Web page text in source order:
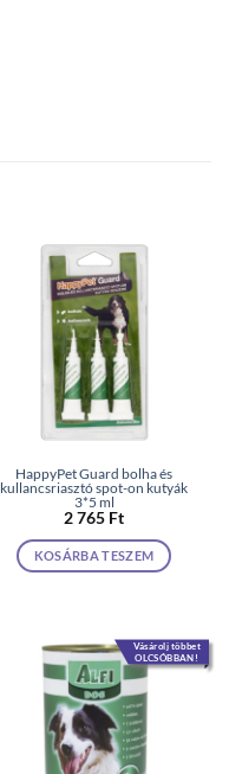
HappyPet Guard bolha és
kullancsriasztó spot-on kutyák
3*5 ml
2 765 Ft
KOSÁRBA TESZEM
Vásárolj többet
OLCSÓBBAN!